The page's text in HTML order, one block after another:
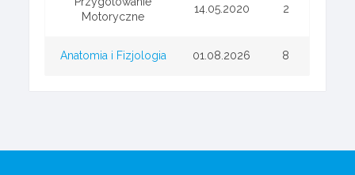
Motoryczne
14.05.2020 2
Anatomia i Fizjologia 01.08.2026 8